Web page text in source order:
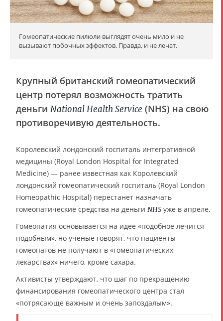
Гомеопатические пилюли выглядят очень мило и не
вызывают побочных эффектов. Правда, и не лечат.
Крупный британский гомеопатический
центр потерял возможность тратить
деньги National Health Service (NHS) на свою
противоречивую деятельность.
Королевский лондонский госпиталь интегративной
медицины (Royal London Hospital for Integrated
Medicine) — ранее известная как Королевский
лондонский гомеопатический госпиталь (Royal London
Homeopathic Hospital) перестанет назначать
гомеопатические средства на деньги NHS уже в апреле.
Гомеопатия основывается на идее «подобное лечится
подобным», но учёные говорят, что пациенты
гомеопатов не получают в «гомеопатических
лекарствах» ничего, кроме сахара.
Активисты утверждают, что шаг по прекращению
финансирования гомеопатического центра стал
«потрясающе важным и очень запоздалым».